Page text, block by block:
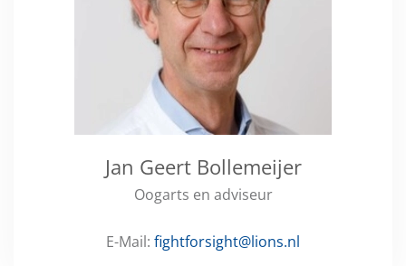
Jan Geert Bollemeijer
Oogarts en adviseur
E-Mail: fightforsight@lions.nl